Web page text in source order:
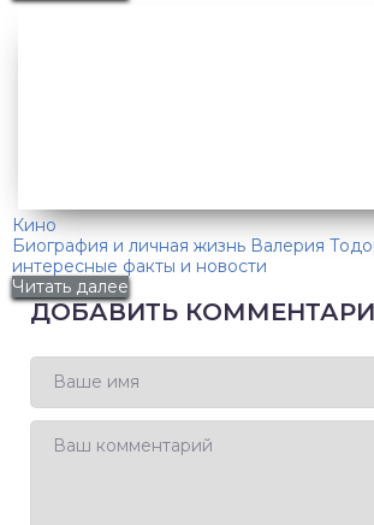
Кино
Биография и личная жизнь Валерия
интересные факты и новости
Читать далее
ДОБАВИТЬ